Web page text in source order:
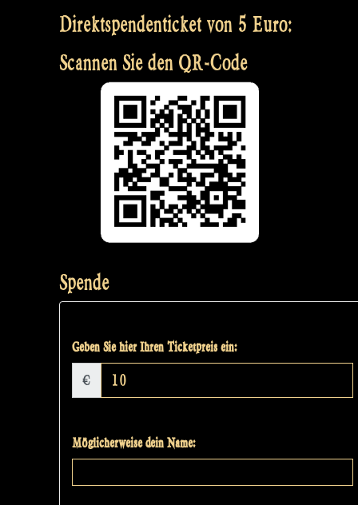
Direktspendenticket von 5 Euro:
Scannen Sie den QR-Code
Spende
Geben Sie hier Ihren Ticketpreis ein:
€
Möglicherweise dein Name: